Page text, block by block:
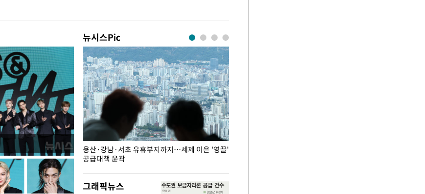
뉴시스Pic
하락, L당 1천800원대
용산·강남·서초 유휴부지까지…세제 이은 '영끌'
공급대책 윤곽
그래픽뉴스